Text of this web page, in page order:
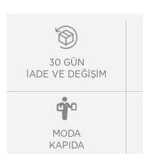
30 GÜN
İADE VE DEĞİŞİM
MODA
KAPIDA